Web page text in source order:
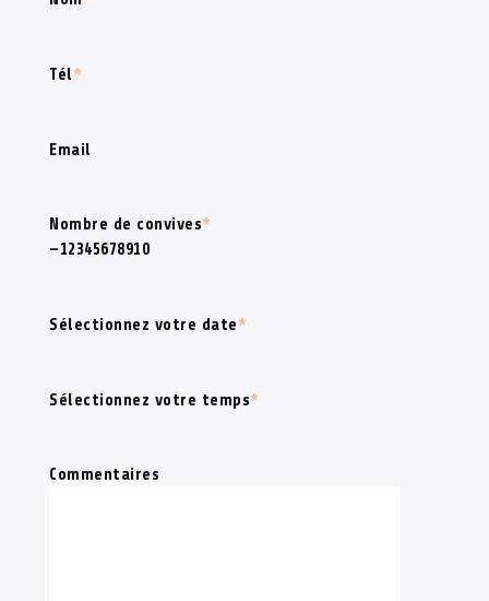
Tél*
Email
Nombre de convives*
—12345678910
Sélectionnez votre date*
Sélectionnez votre temps*
Commentaires